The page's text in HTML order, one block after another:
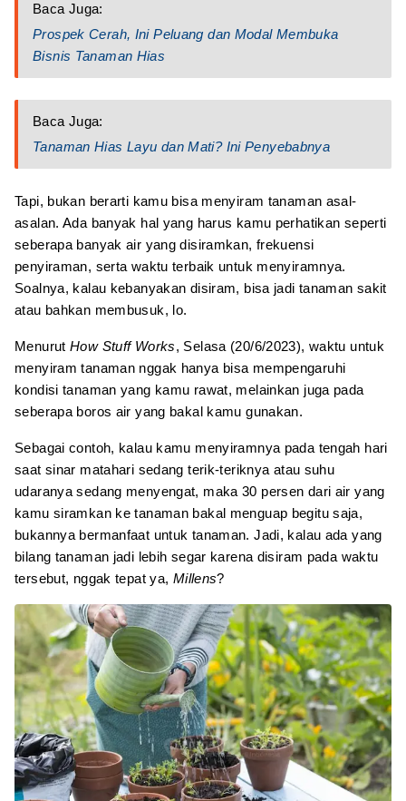
Baca Juga:
Prospek Cerah, Ini Peluang dan Modal Membuka
Bisnis Tanaman Hias
Baca Juga:
Tanaman Hias Layu dan Mati? Ini Penyebabnya
Tapi, bukan berarti kamu bisa menyiram tanaman asal-
asalan. Ada banyak hal yang harus kamu perhatikan seperti
seberapa banyak air yang disiramkan, frekuensi
penyiraman, serta waktu terbaik untuk menyiramnya.
Soalnya, kalau kebanyakan disiram, bisa jadi tanaman sakit
atau bahkan membusuk, lo.
Menurut How Stuff Works, Selasa (20/6/2023), waktu untuk
menyiram tanaman nggak hanya bisa mempengaruhi
kondisi tanaman yang kamu rawat, melainkan juga pada
seberapa boros air yang bakal kamu gunakan.
Sebagai contoh, kalau kamu menyiramnya pada tengah hari
saat sinar matahari sedang terik-teriknya atau suhu
udaranya sedang menyengat, maka 30 persen dari air yang
kamu siramkan ke tanaman bakal menguap begitu saja,
bukannya bermanfaat untuk tanaman. Jadi, kalau ada yang
bilang tanaman jadi lebih segar karena disiram pada waktu
tersebut, nggak tepat ya, Millens?